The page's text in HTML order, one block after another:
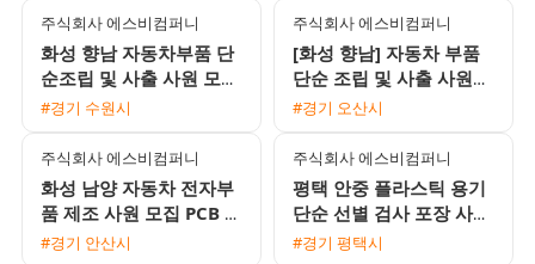
능
주식회사 에스비컴퍼니
화성 향남 자동차부품 단
순조립 및 사출 사원 모집
주간고정 2교대 선택
#경기 수원시
주식회사 에스비컴퍼니
[화성 향남] 자동차 부품
단순 조립 및 사출 사원
모집 (주간고정 및 2교대
#경기 오산시
주식회사 에스비컴퍼니
화성 남양 자동차 전자부
품 제조 사원 모집 PCB 조
립 검사 및 SMT OP 유류
#경기 안산시
주식회사 에스비컴퍼니
평택 안중 플라스틱 용기
단순 선별 검사 포장 사원
모집 초보자 및 교포 환영
#경기 평택시